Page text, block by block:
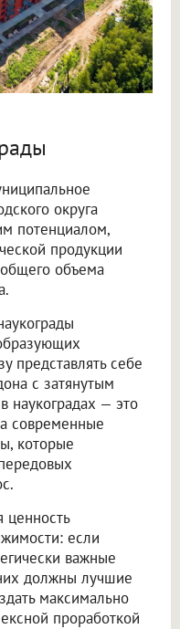
округа
потенциалом,
продукции
объема
представлять себе
с затянутым
наукоградах — это
современные
которые
ценность
если
важные
должны лучшие
максимально
проработкой